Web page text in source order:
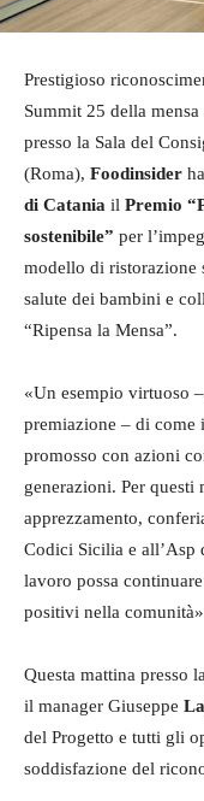
Prestigioso
Summit 25 della
presso la Sala del
(Roma), Foodinsider
di Catania il Premio
sostenibile” per
modello di ristorazione
salute dei bambini e
“Ripensa la Mensa”.
«Un esempio virtuoso
premiazione – di come
promosso con azioni
generazioni. Per questi
apprezzamento,
Codici Sicilia e all’Asp
lavoro possa
positivi nella
Questa mattina presso
il manager Giuseppe
del Progetto e tutti gli
soddisfazione del